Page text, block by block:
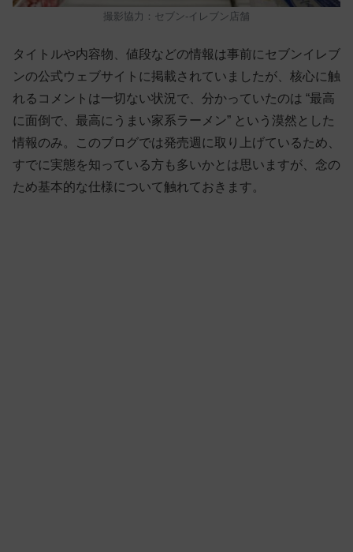
撮影協力：セブン-イレブン店舗
タイトルや内容物、値段などの情報は事前にセブンイレブ
ンの公式ウェブサイトに掲載されていましたが、核心に触
れるコメントは一切ない状況で、分かっていたのは “最高
に面倒で、最高にうまい家系ラーメン” という漠然とした
情報のみ。このブログでは発売週に取り上げているため、
すでに実態を知っている方も多いかとは思いますが、念の
ため基本的な仕様について触れておきます。